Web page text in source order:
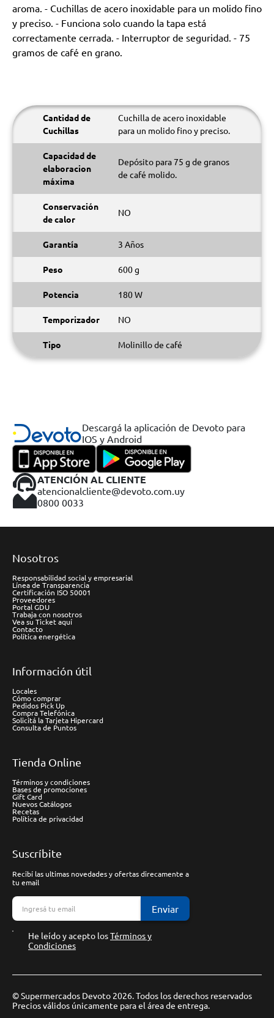
aroma. - Cuchillas de acero inoxidable para un molido fino
y preciso. - Funciona solo cuando la tapa está
correctamente cerrada. - Interruptor de seguridad. - 75
gramos de café en grano.
Cantidad de
Cuchillas
Cuchilla de acero inoxidable
para un molido fino y preciso.
Capacidad de
elaboracion
máxima
Depósito para 75 g de granos
de café molido.
Conservación
de calor
NO
Garantía 3 Años
Peso 600 g
Potencia 180 W
Temporizador NO
Tipo Molinillo de café
Descargá la aplicación de Devoto para
IOS y Android
ATENCIÓN AL CLIENTE
atencionalcliente@devoto.com.uy
0800 0033
Nosotros
Responsabilidad social y empresarial
Línea de Transparencia
Certificación ISO 50001
Proveedores
Portal GDU
Trabaja con nosotros
Vea su Ticket aquí
Contacto
Política energética
Información útil
Locales
Cómo comprar
Pedidos Pick Up
Compra Telefónica
Solicitá la Tarjeta Hipercard
Consulta de Puntos
Tienda Online
Términos y condiciones
Bases de promociones
Gift Card
Nuevos Catálogos
Recetas
Política de privacidad
Suscríbite
Recibí las ultimas novedades y ofertas direcamente a
tu email
Enviar
He leído y acepto losTérminos y
Condiciones
© Supermercados Devoto 2026. Todos los derechos reservados
Precios válidos únicamente para el área de entrega.